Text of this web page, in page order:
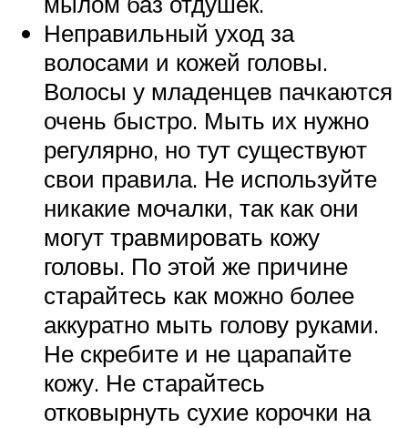
Неправильный уход за
волосами и кожей головы.
Волосы у младенцев пачкаются
очень быстро. Мыть их нужно
регулярно, но тут существуют
свои правила. Не используйте
никакие мочалки, так как они
могут травмировать кожу
головы. По этой же причине
старайтесь как можно более
аккуратно мыть голову руками.
Не скребите и не царапайте
кожу. Не старайтесь
отковырнуть сухие корочки на